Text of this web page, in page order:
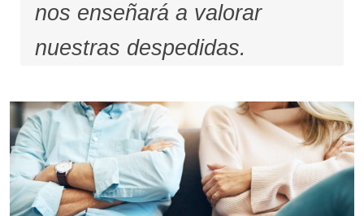
nos enseñará a valorar
nuestras despedidas.